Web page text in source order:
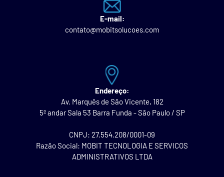
E-mail:
contato@mobitsolucoes.com
Endereço:
Av. Marquês de São Vicente, 182
5º andar Sala 53 Barra Funda - São Paulo / SP
CNPJ: 27.554.208/0001-09
Razão Social: MOBIT TECNOLOGIA E SERVICOS
ADMINISTRATIVOS LTDA